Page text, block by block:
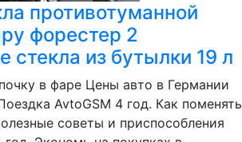
противотуманной
форестер 2
стекла из бутылки 19 л
в фаре Цены авто в Германии
AvtoGSM 4 год. Как поменять
советы и приспособления